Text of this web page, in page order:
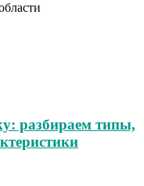
разбираем типы,